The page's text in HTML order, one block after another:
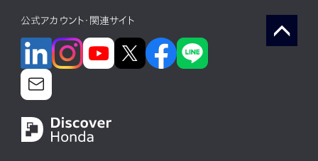
公式アカウント・関連サイト